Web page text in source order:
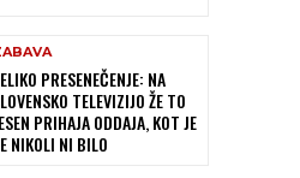
PRESENEČENJE: NA
TELEVIZIJO ŽE TO
PRIHAJA ODDAJA, KOT JE
NIKOLI NI BILO